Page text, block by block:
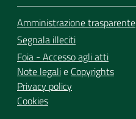
Amministrazione trasparente
Segnala illeciti
Foia - Accesso agli atti
Note legalie Copyrights
Privacy policy
Cookies